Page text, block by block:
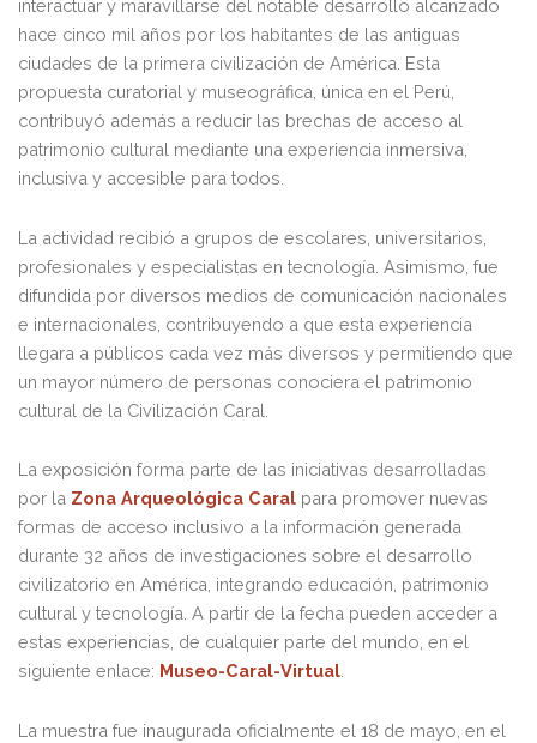
interactuar y maravillarse del notable desarrollo alcanzado
hace cinco mil años por los habitantes de las antiguas
ciudades de la primera civilización de América. Esta
propuesta curatorial y museográfica, única en el Perú,
contribuyó además a reducir las brechas de acceso al
patrimonio cultural mediante una experiencia inmersiva,
inclusiva y accesible para todos.
La actividad recibió a grupos de escolares, universitarios,
profesionales y especialistas en tecnología. Asimismo, fue
difundida por diversos medios de comunicación nacionales
e internacionales, contribuyendo a que esta experiencia
llegara a públicos cada vez más diversos y permitiendo que
un mayor número de personas conociera el patrimonio
cultural de la Civilización Caral.
La exposición forma parte de las iniciativas desarrolladas
por la Zona Arqueológica Caral para promover nuevas
formas de acceso inclusivo a la información generada
durante 32 años de investigaciones sobre el desarrollo
civilizatorio en América, integrando educación, patrimonio
cultural y tecnología. A partir de la fecha pueden acceder a
estas experiencias, de cualquier parte del mundo, en el
siguiente enlace: Museo-Caral-Virtual
La muestra fue inaugurada oficialmente el 18 de mayo, en el